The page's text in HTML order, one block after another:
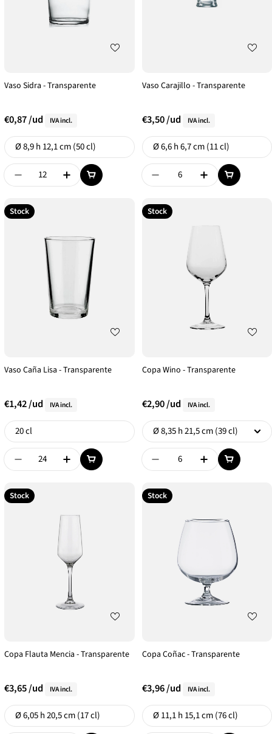
Vaso Sidra - Transparente
€0,87/ud IVA incl.
Formato
Ø 8,9 h 12,1 cm (50 cl)
Disminuir Cantidad De {{ Product }}
Aumentar Cantidad De {{ Product }}
Vaso Carajillo - Transparente
€3,50/ud IVA incl.
Formato
Ø 6,6 h 6,7 cm (11 cl)
Disminuir Cantidad De
Aumentar
Stock
Vaso Caña Lisa - Transparente
€1,42/ud IVA incl.
Formato
20 cl
Disminuir Cantidad De {{ Product }}
Aumentar Cantidad De {{ Product }}
Stock
Copa Wino - Transparente
€2,90/ud IVA incl.
Formato
Disminuir Cantidad De
Aumentar
Stock
Copa Flauta Mencia - Transparente
€3,65/ud IVA incl.
Formato
Ø 6,05 h 20,5 cm (17 cl)
Stock
Copa Coñac - Transparente
€3,96/ud IVA incl.
Formato
Ø 11,1 h 15,1 cm (76 cl)